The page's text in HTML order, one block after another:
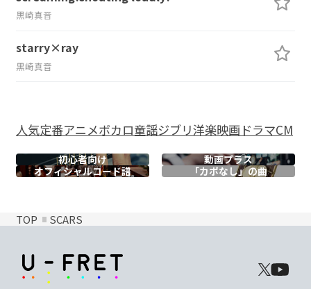
黒崎真音
starry×ray
黒崎真音
人気定番アニメボカロ童謡ジブリ洋楽映画ドラマCM
初心者向け
動画プラス
オフィシャルコード譜 「カポなし」の曲
TOP SCARS